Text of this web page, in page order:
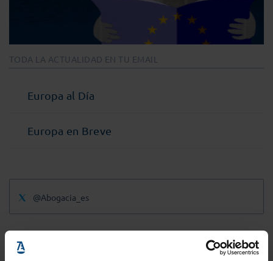
TODA LA ACTUALIDAD EN TU EMAIL
Europa al Día
Europa en Breve
@Abogacia_es